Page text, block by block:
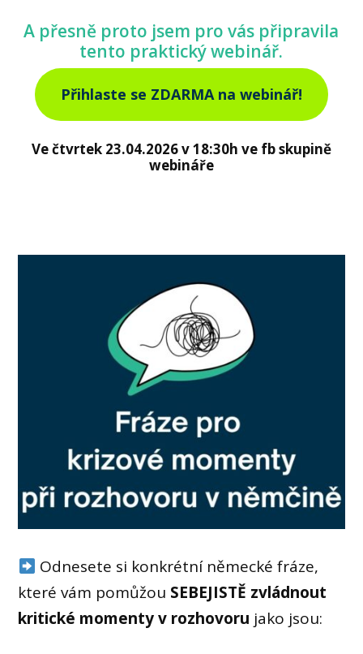
A přesně proto jsem pro vás připravila
tento praktický webinář.
Přihlaste se ZDARMA na webinář!
Ve čtvrtek 23.04.2026 v 18:30h ve fb skupině
webináře
Odnesete si konkrétní německé fráze,
které vám pomůžou SEBEJISTĚ zvládnout
kritické momenty v rozhovoru jako jsou: